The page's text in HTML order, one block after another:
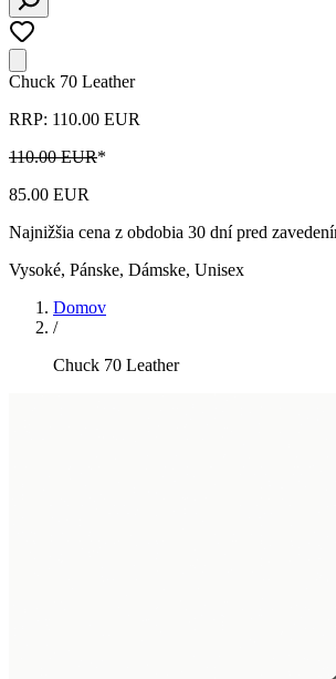
Chuck 70 Leather
RRP: 110.00 EUR
110.00 EUR*
85.00 EUR
Najnižšia cena z obdobia 30 dní pred
Vysoké, Pánske, Dámske, Unisex
Domov
/
Chuck 70 Leather